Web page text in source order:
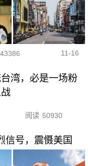
43386 11-16
湾，必是一场粉
阅读 50930
信号，震慑美国